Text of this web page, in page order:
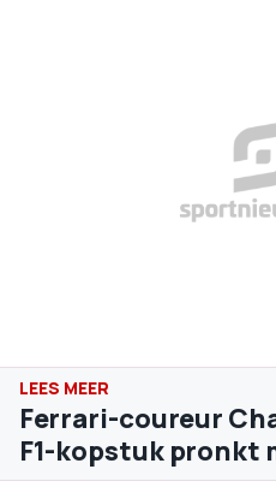
Ferrari-coureur
F1-kopstuk pronkt